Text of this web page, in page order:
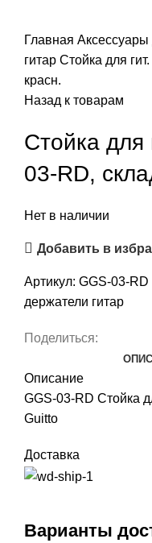
Главная Аксессуары
гитар Стойка для
красн.
Назад к товарам
Стойка для
03-RD,
Нет в наличии
Добавить в
Артикул: GGS-03-RD
держатели гитар
Поделиться:
Описание
GGS-03-RD Стойка
Guitto
Доставка
Варианты